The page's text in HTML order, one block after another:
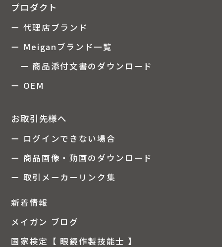
プロダクト
ー 代理店ブランド
ー Meiganブランド一覧
ー 商品添付文書のダウンロード
ー OEM
お取引先様へ
ー ログインできない場合
ー 商品画像・動画のダウンロード
ー 取引メーカーリンク集
新着情報
メイガン ブログ
国家検定【 眼鏡作製技能士 】